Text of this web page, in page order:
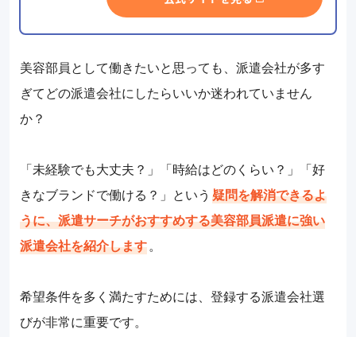
美容部員として働きたいと思っても、派遣会社が多す
ぎてどの派遣会社にしたらいいか迷われていません
か？
「未経験でも大丈夫？」「時給はどのくらい？」「好
きなブランドで働ける？」という 疑問を解消できるよ
うに、派遣サーチがおすすめする美容部員派遣に強い
派遣会社を紹介します。
希望条件を多く満たすためには、登録する派遣会社選
びが非常に重要です。